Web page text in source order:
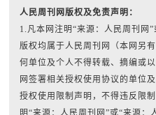
人民周刊网版权及免责声明：
1.凡本网注明“来源：人民周刊网
版权均属于人民周刊网（本网另
何单位及个人不得转载、摘编或
网签署相关授权使用协议的单位
授权使用限制声明，不得违反限